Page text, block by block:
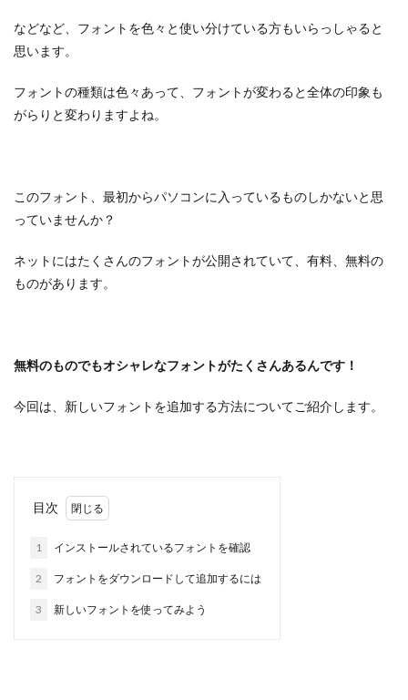
などなど、フォントを色々と使い分けている方もいらっしゃると
思います。
フォントの種類は色々あって、フォントが変わると全体の印象も
がらりと変わりますよね。
このフォント、最初からパソコンに入っているものしかないと思
っていませんか？
ネットにはたくさんのフォントが公開されていて、有料、無料の
ものがあります。
無料のものでもオシャレなフォントがたくさんあるんです！
今回は、新しいフォントを追加する方法についてご紹介します。
目次
1 インストールされているフォントを確認
2 フォントをダウンロードして追加するには
3 新しいフォントを使ってみよう